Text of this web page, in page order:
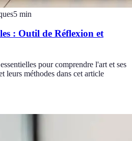
5 min
: Outil de Réflexion et
pour comprendre l'art et ses
leurs méthodes dans cet article